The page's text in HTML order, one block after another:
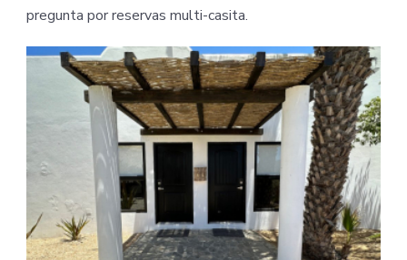
pregunta por reservas multi-casita.